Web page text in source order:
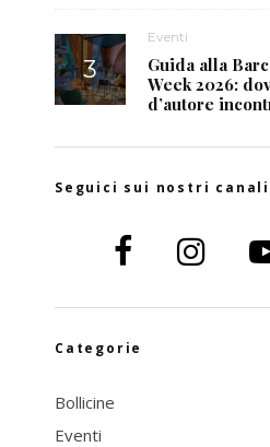
Eventi
Guida alla
Week 2026:
d’autore
Seguici sui nostri
Categorie
Bollicine
Eventi